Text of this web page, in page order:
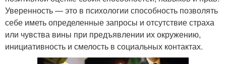
Уверенность — это в психологии способность позволять
себе иметь определенные запросы и отсутствие страха
или чувства вины при предъявлении их окружению,
инициативность и смелость в социальных контактах.